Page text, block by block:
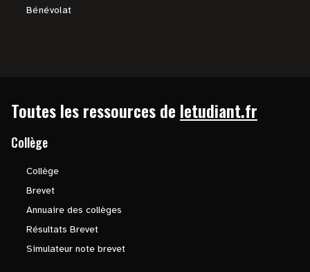
Bénévolat
Toutes les ressources de letudiant.fr
Collège
Collège
Brevet
Annuaire des collèges
Résultats Brevet
Simulateur note brevet